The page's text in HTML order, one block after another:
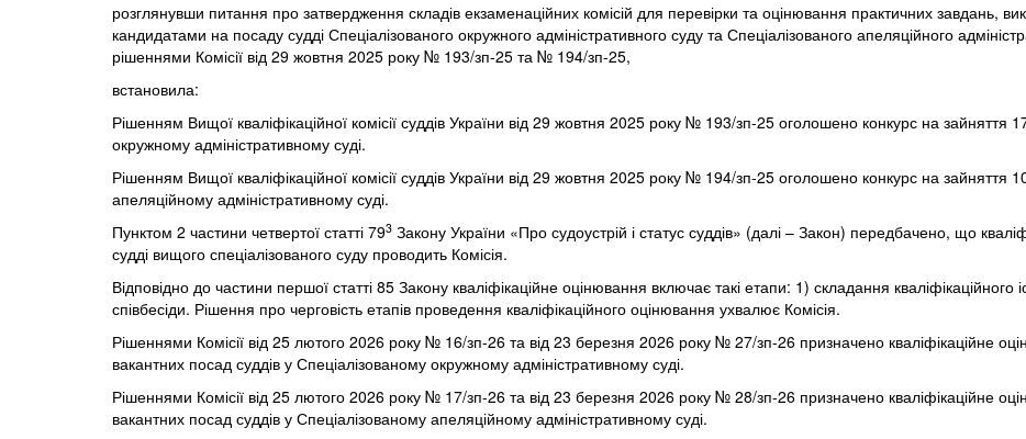
розглянувши питання про затвердження складів екзаменаційних комісій для перевірки та оцінювання практичних завдань,
кандидатами на посаду судді Спеціалізованого окружного адміністративного суду та Спеціалізованого апеляційного
рішеннями Комісії від 29 жовтня 2025 року № 193/зп-25 та № 194/зп-25,
встановила:
Рішенням Вищої кваліфікаційної комісії суддів України від 29 жовтня 2025 року № 193/зп-25 оголошено конкурс на зайняття
окружному адміністративному суді.
Рішенням Вищої кваліфікаційної комісії суддів України від 29 жовтня 2025 року № 194/зп-25 оголошено конкурс на зайняття
апеляційному адміністративному суді.
Пунктом 2 частини четвертої статті 793 Закону України «Про судоустрій і статус суддів» (далі – Закон) передбачено, що
судді вищого спеціалізованого суду проводить Комісія.
Відповідно до частини першої статті 85 Закону кваліфікаційне оцінювання включає такі етапи: 1) складання
співбесіди. Рішення про черговість етапів проведення кваліфікаційного оцінювання ухвалює Комісія.
Рішеннями Комісії від 25 лютого 2026 року № 16/зп-26 та від 23 березня 2026 року № 27/зп-26 призначено кваліфікаційне
вакантних посад суддів у Спеціалізованому окружному адміністративному суді.
Рішеннями Комісії від 25 лютого 2026 року № 17/зп-26 та від 23 березня 2026 року № 28/зп-26 призначено кваліфікаційне
вакантних посад суддів у Спеціалізованому апеляційному адміністративному суді.